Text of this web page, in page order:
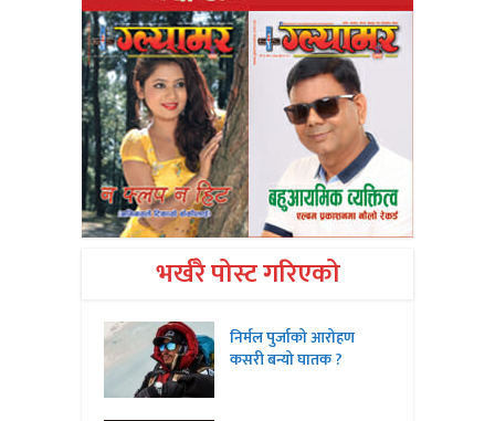
भर्खरै पोस्ट गरिएको
निर्मल पुर्जाको आरोहण
कसरी बन्यो घातक ?